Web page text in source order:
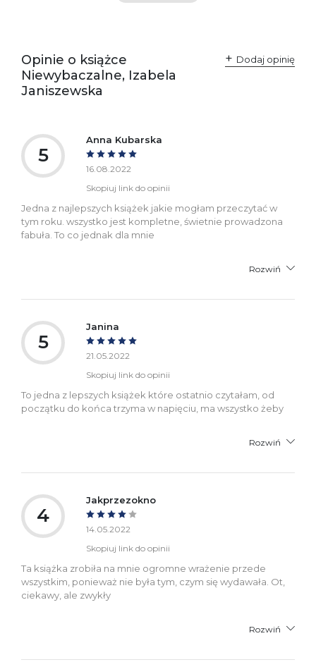
odpowiedzialne za
zgodność produktu z
przepisami:
61-701 Poznań
Ostrzeżenia oraz
informacje dotyczące
bezpieczeństwa:
Załącznik PDF
Opinie o książce
Niewybaczalne, Izabela
Janiszewska
Dodaj opinię
5
Anna Kubarska
16.08.2022
Skopiuj link do opinii
Jedna z najlepszych książek jakie mogłam przeczytać w
tym roku. wszystko jest kompletne, świetnie prowadzona
fabuła. To co jednak dla mnie
Rozwiń
5
Janina
21.05.2022
Skopiuj link do opinii
To jedna z lepszych książek które ostatnio czytałam, od
początku do końca trzyma w napięciu, ma wszystko żeby
Rozwiń
4
Jakprzezokno
14.05.2022
Skopiuj link do opinii
Ta książka zrobiła na mnie ogromne wrażenie przede
wszystkim, ponieważ nie była tym, czym się wydawała. Ot,
ciekawy, ale zwykły
Rozwiń